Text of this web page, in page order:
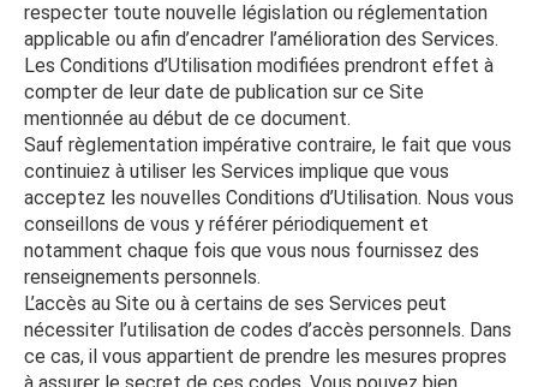
respecter toute nouvelle législation ou réglementation
applicable ou afin d’encadrer l’amélioration des Services.
Les Conditions d’Utilisation modifiées prendront effet à
compter de leur date de publication sur ce Site
mentionnée au début de ce document.
Sauf règlementation impérative contraire, le fait que vous
continuiez à utiliser les Services implique que vous
acceptez les nouvelles Conditions d’Utilisation. Nous vous
conseillons de vous y référer périodiquement et
notamment chaque fois que vous nous fournissez des
renseignements personnels.
L’accès au Site ou à certains de ses Services peut
nécessiter l’utilisation de codes d’accès personnels. Dans
ce cas, il vous appartient de prendre les mesures propres